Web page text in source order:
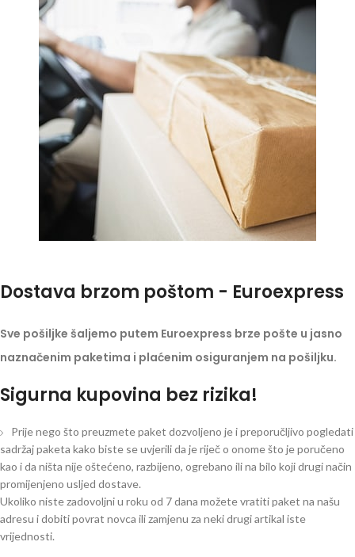
Dostava brzom poštom - Euroexpress
Sve pošiljke šaljemo putem Euroexpress brze pošte u jasno
naznačenim paketima i plaćenim osiguranjem na pošiljku.
Sigurna kupovina bez rizika!
Prije nego što preuzmete paket dozvoljeno je i preporučljivo pogledati
sadržaj paketa kako biste se uvjerili da je riječ o onome što je poručeno
kao i da ništa nije oštećeno, razbijeno, ogrebano ili na bilo koji drugi način
promijenjeno usljed dostave.
Ukoliko niste zadovoljni u roku od 7 dana možete vratiti paket na našu
adresu i dobiti povrat novca ili zamjenu za neki drugi artikal iste
vrijednosti.